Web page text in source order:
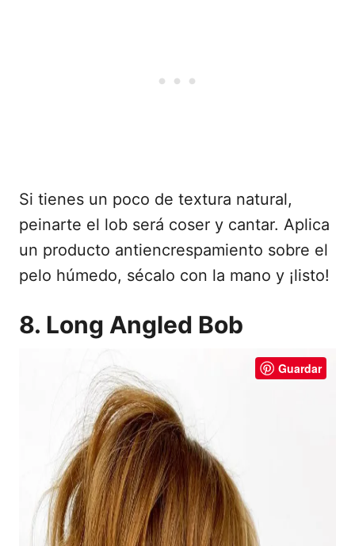
Si tienes un poco de textura natural,
peinarte el lob será coser y cantar. Aplica
un producto antiencrespamiento sobre el
pelo húmedo, sécalo con la mano y ¡listo!
8. Long Angled Bob
Guardar